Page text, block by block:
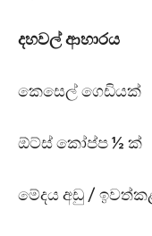
දහවල් ආහාරය
කෙසෙල් ගෙඩියක්
ඕට්ස් කෝප්ප ½ ක්
මේදය අඩු /